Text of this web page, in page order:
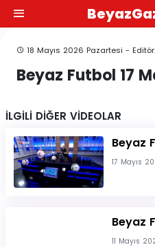
18 Mayıs 2026 Pazartesi - Editör:
Beyaz Futbol 17
İLGİLİ DİĞER VİDEOLAR
Beyaz
17 Mayıs
Beyaz
11 Mayıs